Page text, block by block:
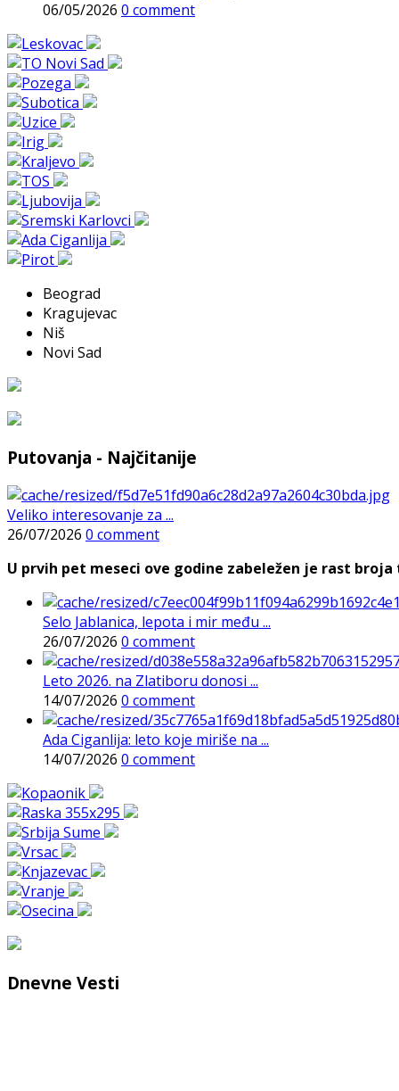
06/05/2026 0 comment
Beograd
Kragujevac
Niš
Novi Sad
Putovanja - Najčitanije
Veliko interesovanje za ...
26/07/2026 0 comment
U prvih pet meseci ove godine zabeležen je rast
Selo Jablanica, lepota i mir među ...
26/07/2026 0 comment
Leto 2026. na Zlatiboru donosi ...
14/07/2026 0 comment
Ada Ciganlija: leto koje miriše na ...
14/07/2026 0 comment
Dnevne Vesti